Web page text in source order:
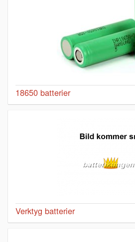
18650 batterier
Verktyg batterier